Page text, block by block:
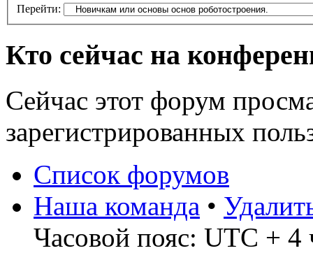
Перейти:
Кто сейчас на
Сейчас этот форум
зарегистрированных
Список форумов
Наша команда •
Часовой пояс: UTC + 4